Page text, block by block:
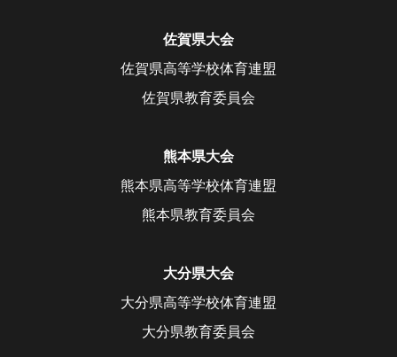
佐賀県大会
佐賀県高等学校体育連盟
佐賀県教育委員会
熊本県大会
熊本県高等学校体育連盟
熊本県教育委員会
大分県大会
大分県高等学校体育連盟
大分県教育委員会